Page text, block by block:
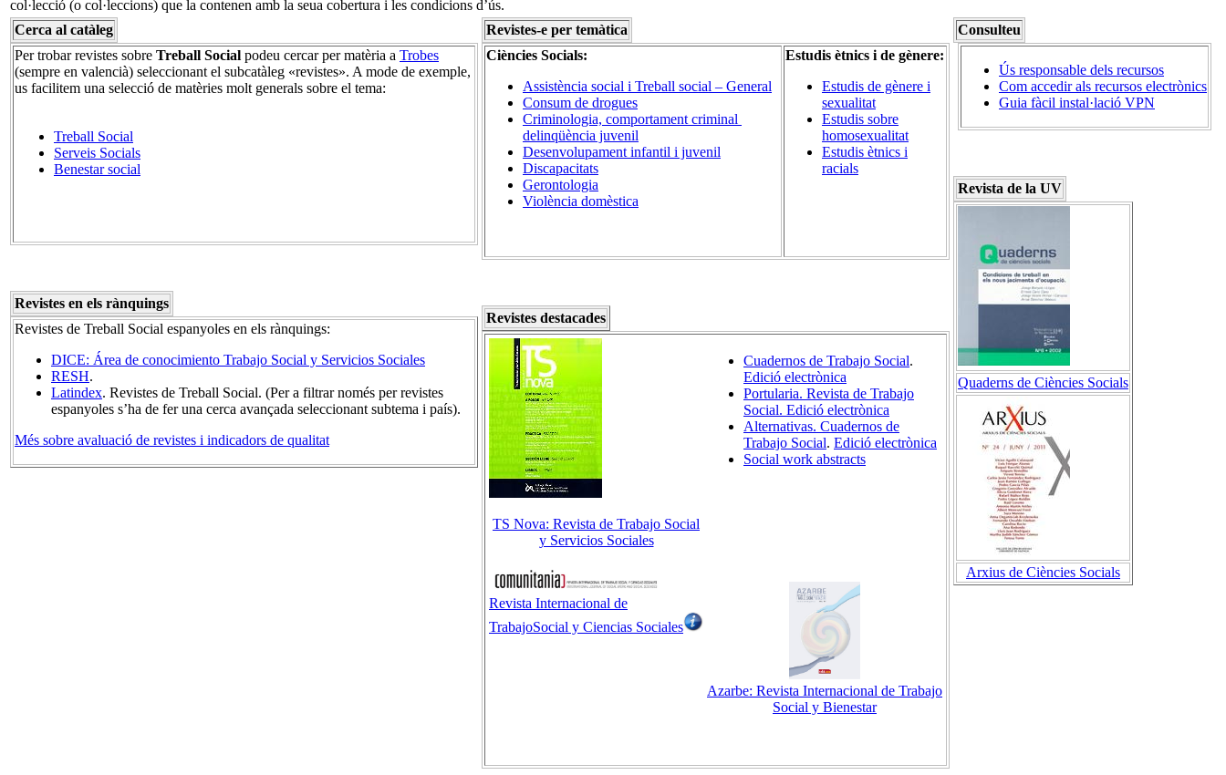
col·lecció (o col·leccions) que la contenen amb la seua cobertura i les condicions d’ús.
Cerca al catàleg
Per trobar revistes sobre Treball Social podeu cercar per matèria a Trobes
(sempre en valencià) seleccionant el subcatàleg «revistes». A mode de exemple,
us facilitem una selecció de matèries molt generals sobre el tema:
Treball Social
Serveis Socials
Benestar social
Revistes en els rànquings
Revistes de Treball Social espanyoles en els rànquings:
DICE: Área de conocimiento Trabajo Social y Servicios Sociales
RESH.
Latindex. Revistes de Treball Social. (Per a filtrar només per revistes
espanyoles s’ha de fer una cerca avançada seleccionant subtema i país).
Més sobre avaluació de revistes i indicadors de qualitat
Revistes-e per temàtica
Ciències Socials:
Assistència social i Treball social – General
Consum de drogues
Criminologia, comportament criminal
delinqüència juvenil
Desenvolupament infantil i juvenil
Discapacitats
Gerontologia
Violència domèstica
Estudis ètnics i de gènere:
Estudis de gènere i
sexualitat
Estudis sobre
homosexualitat
Estudis ètnics i
racials
Revistes destacades
TS Nova: Revista de Trabajo Social
y Servicios Sociales
Cuadernos de Trabajo Social.
Edició electrònica
Portularia. Revista de Trabajo
Social. Edició electrònica
Alternativas. Cuadernos de
Trabajo Social. Edició electrònica
Social work abstracts
Revista Internacional de
TrabajoSocial y Ciencias Sociales
Azarbe: Revista Internacional de Trabajo
Social y Bienestar
Consulteu
Ús responsable dels recursos
Com accedir als recursos electrònics
Guia fàcil instal·lació VPN
Revista de la UV
Quaderns de Ciències Socials
Arxius de Ciències Socials